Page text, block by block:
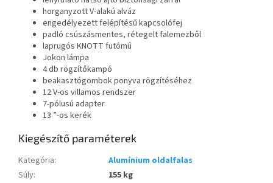
horganyzott V-alakú alváz
engedélyezett felépítésű kapcsolófej
padló csúszásmentes, rétegelt falemezből
laprugós KNOTT futómű
Jokon lámpa
4 db rögzítőkampó
beakasztógombok ponyva rögzítéséhez
12 V-os villamos rendszer
7-pólusú adapter
13 ”-os kerék
Kiegészítő paraméterek
Kategória:
Alumínium oldalfalas
Súly:
155 kg